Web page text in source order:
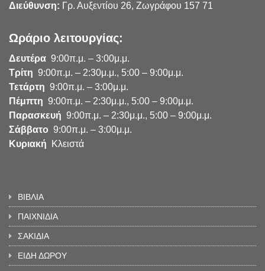
Διεύθυνση: Γρ. Αυξεντίου 26, Ζωγράφου 157 71
Ωράριο λειτουργίας:
Δευτέρα 9:00π.μ. – 3:00μ.μ.
Τρίτη 9:00π.μ. – 2:30μ.μ., 5:00 – 9:00μ.μ.
Τετάρτη 9:00π.μ. – 3:00μ.μ.
Πέμπτη 9:00π.μ. – 2:30μ.μ., 5:00 – 9:00μ.μ.
Παρασκευή 9:00π.μ. – 2:30μ.μ., 5:00 – 9:00μ.μ.
Σάββατο 9:00π.μ. – 3:00μ.μ.
Κυριακή Κλειστά
ΒΙΒΛΙΑ
ΠΑΙΧΝΙΔΙΑ
ΣΑΚΙΔΙΑ
ΕΙΔΗ ΔΩΡΟΥ